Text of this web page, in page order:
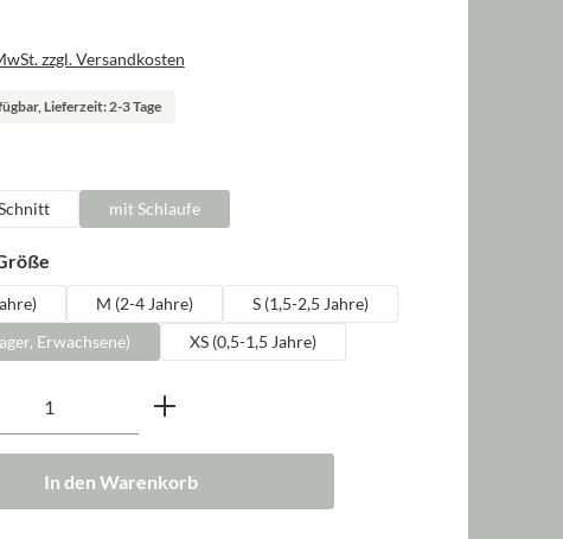
zzgl. Versandkosten
Lieferzeit: 2-3 Tage
mit Schlaufe
auswählen
M (2-4 Jahre)
S (1,5-2,5 Jahre)
Erwachsene)
XS (0,5-1,5 Jahre)
Anzahl: Gib den gewünschten Wert ein
In den Warenkorb